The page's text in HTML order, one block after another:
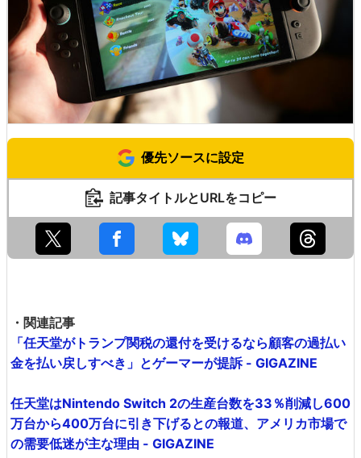
優先ソースに設定
記事タイトルとURLをコピー
・関連記事
「任天堂がトランプ関税の還付を受けるなら顧客の過払い
金を払い戻しすべき」とゲーマーが提訴 - GIGAZINE
任天堂はNintendo Switch 2の生産台数を33％削減し600
万台から400万台に引き下げるとの報道、アメリカ市場で
の需要低迷が主な理由 - GIGAZINE